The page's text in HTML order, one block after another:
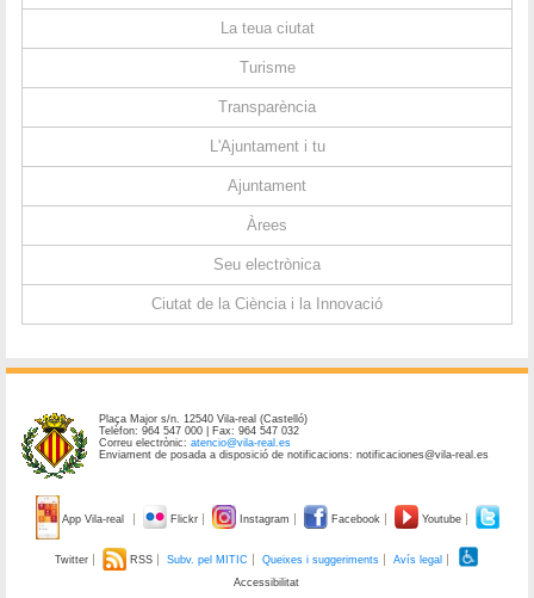
La teua ciutat
Turisme
Transparència
L'Ajuntament i tu
Ajuntament
Àrees
Seu electrònica
Ciutat de la Ciència i la Innovació
Plaça Major s/n. 12540 Vila-real (Castelló)
Telèfon: 964 547 000 | Fax: 964 547 032
Correu electrònic:atencio@vila-real.es
Enviament de posada a disposició de notificacions: notificaciones@vila-real.es
App Vila-real Flickr Instagram Facebook Youtube
Twitter RSS Subv. pel MITIC Queixes i suggeriments
Avís legal
Accessibilitat